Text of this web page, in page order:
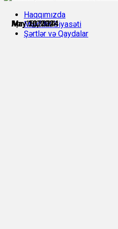
Apr 18, 2024
May 1, 2024
May 10, 2024
May 11, 2024
May 16, 2024
May 20, 2024
Haqqımızda
Məxfilik Siyasəti
Şərtlər və Qaydalar